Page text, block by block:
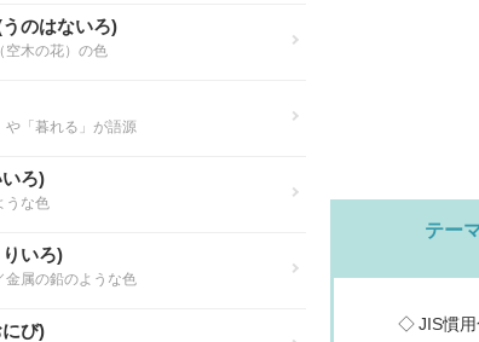
のはないろ)
空木の花）の色
や「暮れる」が語源
ろ)
うな色
いろ)
金属の鉛のような色
び)
テー
JIS慣用